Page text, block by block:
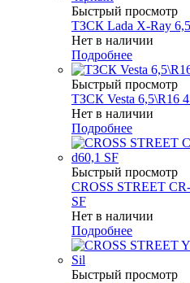
Быстрый просмотр
ТЗСК Lada X-Ray
Нет в наличии
Подробнее
Быстрый просмотр
ТЗСК Vesta 6,5\R16
Нет в наличии
Подробнее
Быстрый просмотр
CROSS STREET
SF
Нет в наличии
Подробнее
Быстрый просмотр